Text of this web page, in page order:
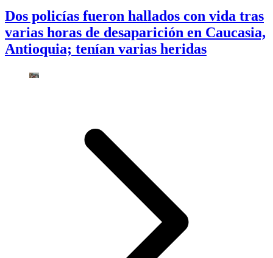
Dos policías fueron hallados con vida tras
varias horas de desaparición en Caucasia,
Antioquia; tenían varias heridas